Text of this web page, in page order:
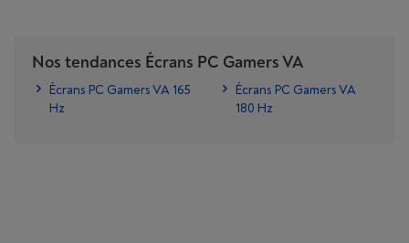
Nos tendances Écrans PC Gamers VA
Écrans PC Gamers VA 165
Hz
Écrans PC Gamers VA
180 Hz